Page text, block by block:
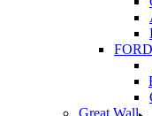
Great Wall